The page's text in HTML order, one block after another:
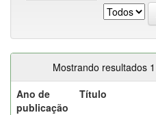
Mostrando resultados
Ano de
publicação
Título